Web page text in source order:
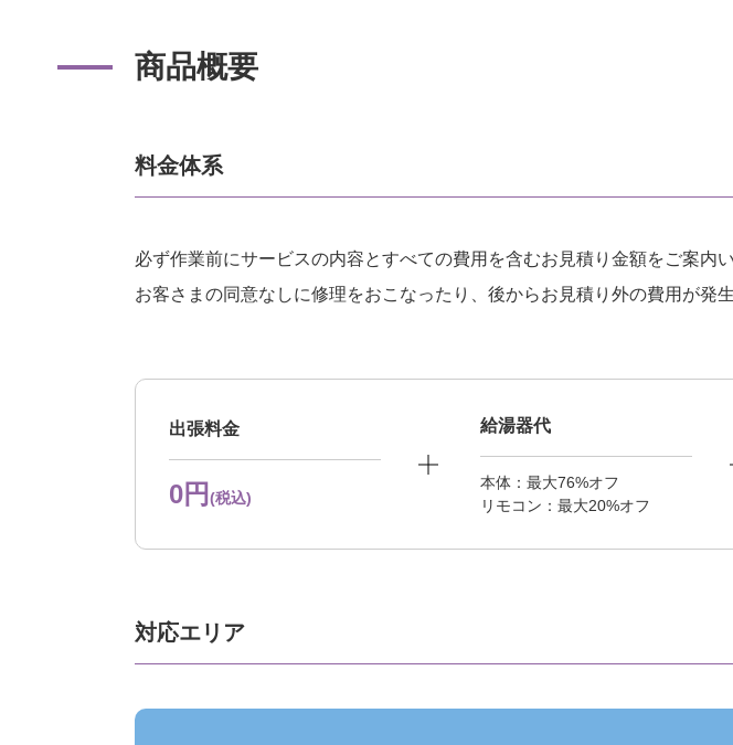
商品概要
料金体系
必ず作業前にサービスの内容とすべての費用を含むお見積り金額をご案内い
お客さまの同意なしに修理をおこなったり、後からお見積り外の費用が発
出張料金
0円 (税込)
給湯器代
本体：最大76%オフ
リモコン：最大20%オフ
対応エリア